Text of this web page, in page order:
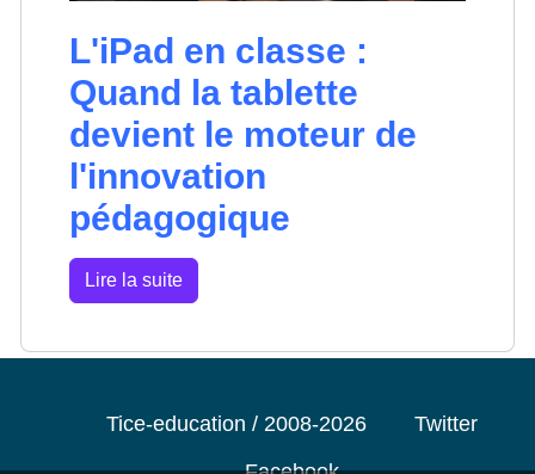
L'iPad en classe :
Quand la tablette
devient le moteur de
l'innovation
pédagogique
Lire la suite
Tice-education / 2008-2026
Twitter